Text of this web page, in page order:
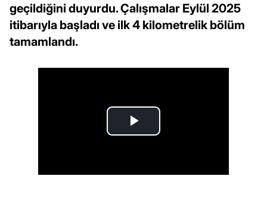
geçildiğini duyurdu. Çalışmalar Eylül 2025
itibarıyla başladı ve ilk 4 kilometrelik bölüm
tamamlandı.